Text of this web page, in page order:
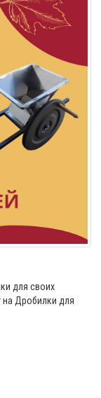
для своих
на Дробилки для